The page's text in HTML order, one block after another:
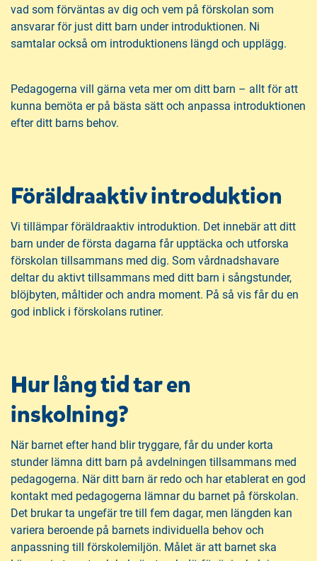
vad som förväntas av dig och vem på förskolan som
ansvarar för just ditt barn under introduktionen. Ni
samtalar också om introduktionens längd och upplägg.
Pedagogerna vill gärna veta mer om ditt barn – allt för att
kunna bemöta er på bästa sätt och anpassa introduktionen
efter ditt barns behov.
Föräldraaktiv introduktion
Vi tillämpar föräldraaktiv introduktion. Det innebär att ditt
barn under de första dagarna får upptäcka och utforska
förskolan tillsammans med dig. Som vårdnadshavare
deltar du aktivt tillsammans med ditt barn i sångstunder,
blöjbyten, måltider och andra moment. På så vis får du en
god inblick i förskolans rutiner.
Hur lång tid tar en
inskolning?
När barnet efter hand blir tryggare, får du under korta
stunder lämna ditt barn på avdelningen tillsammans med
pedagogerna. När ditt barn är redo och har etablerat en god
kontakt med pedagogerna lämnar du barnet på förskolan.
Det brukar ta ungefär tre till fem dagar, men längden kan
variera beroende på barnets individuella behov och
anpassning till förskolemiljön. Målet är att barnet ska